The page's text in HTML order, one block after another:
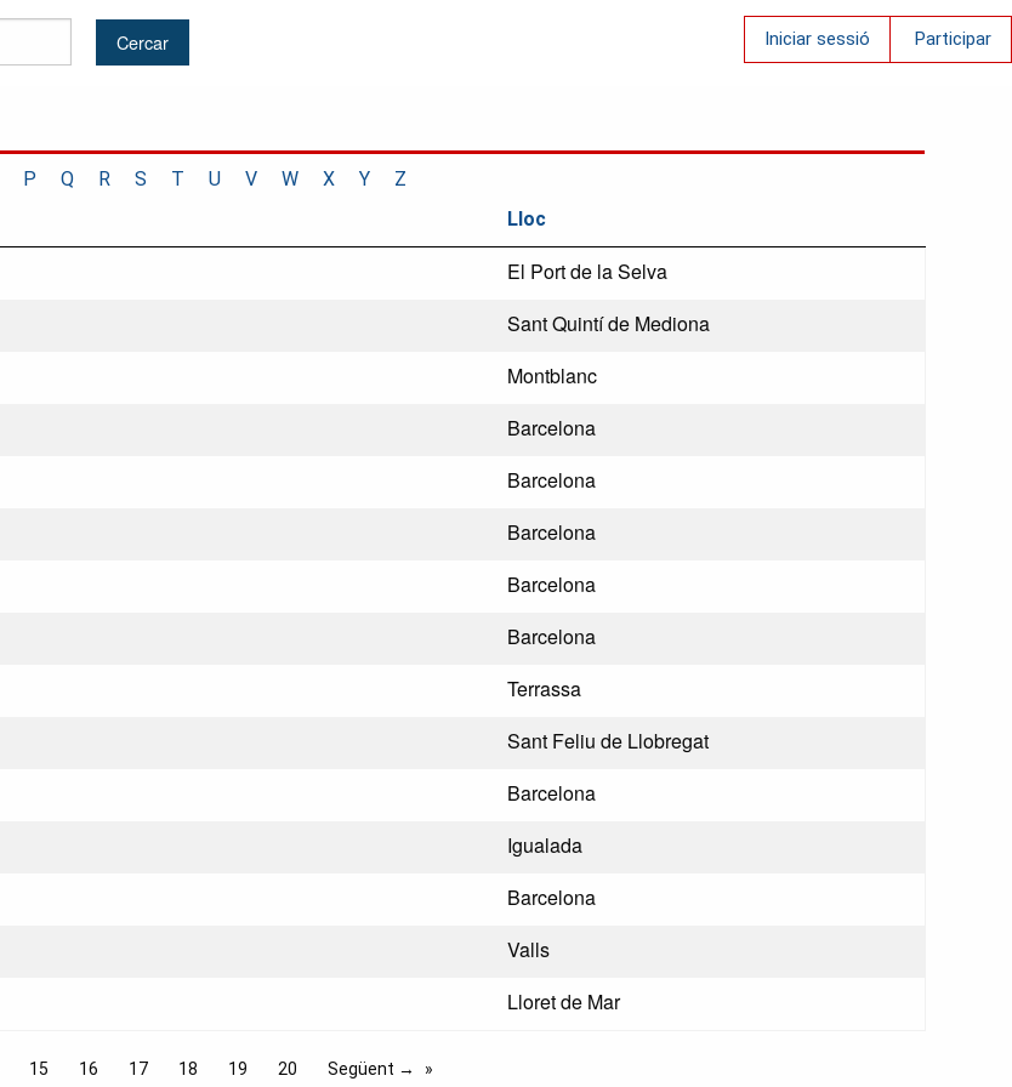
Iniciar sessió Participar
P Q R S T U V W X Y
Z
Lloc
El Port de la Selva
Sant Quintí de Mediona
Montblanc
Barcelona
Barcelona
Barcelona
Barcelona
Barcelona
Terrassa
Sant Feliu de Llobregat
Barcelona
Igualada
Barcelona
Valls
Lloret de Mar
15 16 17 18 19 20 Següent →